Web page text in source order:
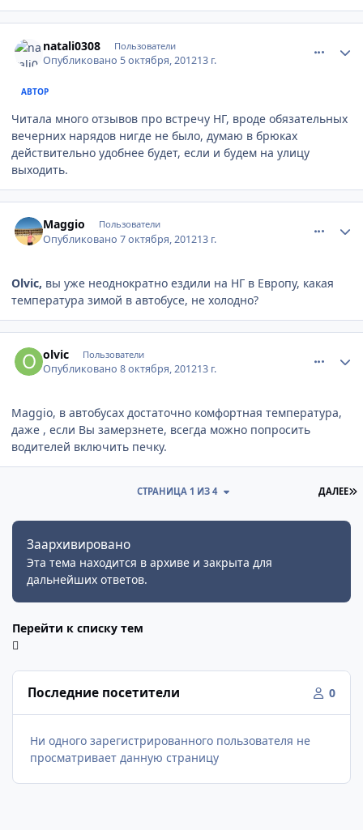
natali0308 Пользователи
Опубликовано 5 октября, 201213 г.
АВТОР
Читала много отзывов про встречу НГ, вроде обязательных
вечерних нарядов нигде не было, думаю в брюках
действительно удобнее будет, если и будем на улицу
выходить.
Maggio Пользователи
Опубликовано7 октября, 201213 г.
Olvic, вы уже неоднократно ездили на НГ в Европу, какая
температура зимой в автобусе, не холодно?
olvic Пользователи
Опубликовано8 октября, 201213 г.
Maggio, в автобусах достаточно комфортная температура,
даже , если Вы замерзнете, всегда можно попросить
водителей включить печку.
ДАЛЕЕ
СТРАНИЦА 1 ИЗ 4
Заархивировано
Эта тема находится в архиве и закрыта для
дальнейших ответов.
Перейти к списку тем
Последние посетители 0
Ни одного зарегистрированного пользователя не
просматривает данную страницу